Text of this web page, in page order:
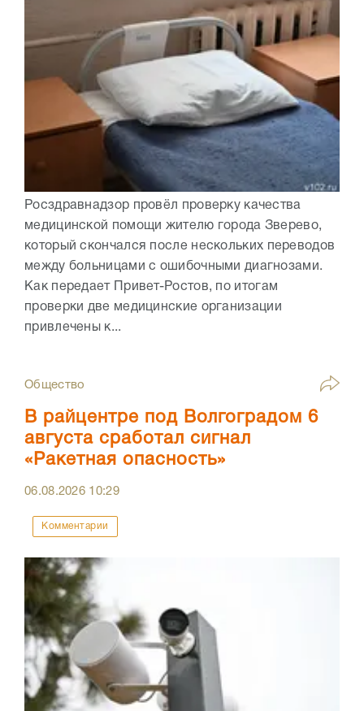
Росздравнадзор провёл проверку качества
медицинской помощи жителю города Зверево,
который скончался после нескольких переводов
между больницами с ошибочными диагнозами.
Как передает Привет-Ростов, по итогам
проверки две медицинские организации
привлечены к...
Общество
В райцентре под Волгоградом 6
августа сработал сигнал
«Ракетная опасность»
06.08.2026 10:29
Комментарии